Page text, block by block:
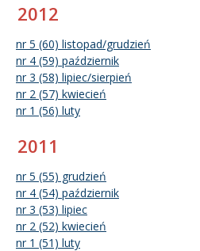
2012
nr 5 (60) listopad/grudzień
nr 4 (59) październik
nr 3 (58) lipiec/sierpień
nr 2 (57) kwiecień
nr 1 (56) luty
2011
nr 5 (55) grudzień
nr 4 (54) październik
nr 3 (53) lipiec
nr 2 (52) kwiecień
nr 1 (51) luty